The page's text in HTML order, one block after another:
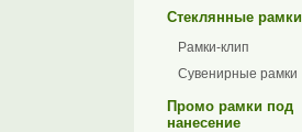
Стеклянные рамки
Рамки-клип
Сувенирные рамки
Промо рамки под
нанесение